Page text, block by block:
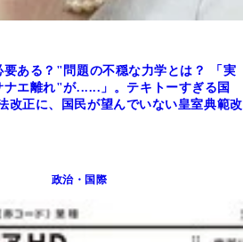
ある？"問題の不穏な力学とは？ 「実
エ離れ"が......」。テキトーすぎる国
改正に、国民が望んでいない皇室典範改
政治・国際